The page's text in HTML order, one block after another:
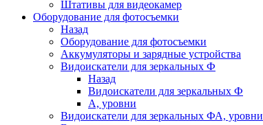
Штативы для видеокамер
Оборудование для фотосъемки
Назад
Оборудование для фотосъемки
Аккумуляторы и зарядные устройства
Видоискатели для зеркальных Ф
Назад
Видоискатели для зеркальных Ф
А, уровни
Видоискатели для зеркальных ФА, уровни